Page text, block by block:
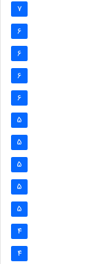
7
6
6
6
6
5
5
5
5
5
4
4